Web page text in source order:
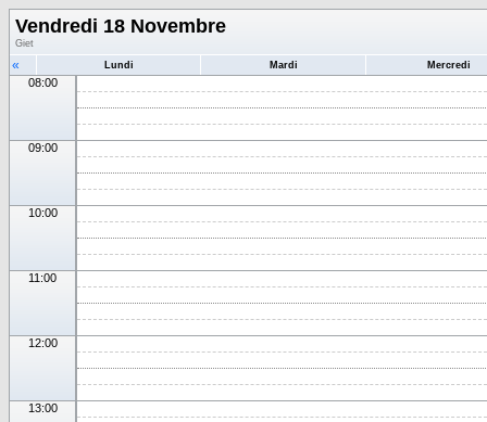
Vendredi 18 Novembre
Giet
« Lundi Mardi Mercredi
08:00
09:00
10:00
11:00
12:00
13:00